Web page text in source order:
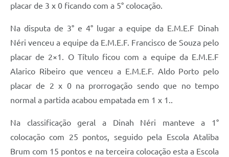
Agenda
Contato
placar de 3 x 0 ficando com a 5° colocação.
Na disputa de 3° e 4° lugar a equipe da E.M.E.F Dinah
Néri venceu a equipe da E.M.E.F. Francisco de Souza pelo
placar de 2×1. O Título ficou com a equipe da E.M.E.F
Alarico Ribeiro que venceu a E.M.E.F. Aldo Porto pelo
placar de 2 x 0 na prorrogação sendo que no tempo
normal a partida acabou empatada em 1 x 1..
Na classificação geral a Dinah Néri manteve a 1°
colocação com 25 pontos, seguido pela Escola Ataliba
Brum com 15 pontos e na terceira colocação esta a Escola